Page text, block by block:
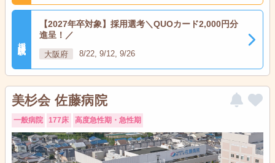
【2027年卒対象】採用選考＼QUOカード2,000円分
進呈！／
大阪府 8/22, 9/12, 9/26
美杉会 佐藤病院
一般病院 177床 高度急性期・急性期